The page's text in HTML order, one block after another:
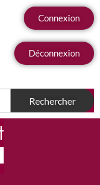
Connexion
Déconnexion